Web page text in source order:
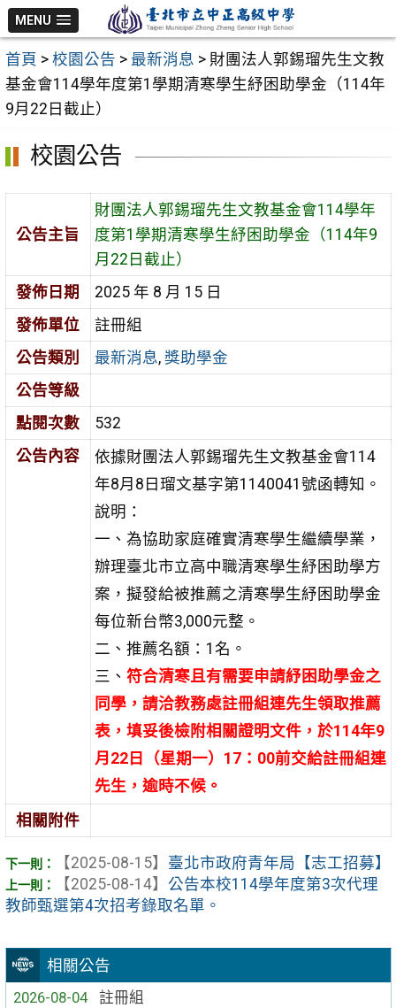
跳
至
主
要
內
MENU
首頁 > 校園公告 > 最新消息 > 財團法人郭錫瑠先生文教
基金會114學年度第1學期清寒學生紓困助學金（114年
9月22日截止）
相關公告
2026-08-04
註冊組
校園公告
公告主旨
財團法人郭錫瑠先生文教基金會114學年
度第1學期清寒學生紓困助學金（114年9
月22日截止）
發佈日期
2025 年 8 月 15 日
發佈單位
註冊組
公告類別
最新消息, 獎助學金
公告等級
點閱次數
532
公告內容
依據財團法人郭錫瑠先生文教基金會114
年8月8日瑠文基字第1140041號函轉知。
說明：
一、為協助家庭確實清寒學生繼續學業，
辦理臺北市立高中職清寒學生紓困助學方
案，擬發給被推薦之清寒學生紓困助學金
每位新台幣3,000元整。
二、推薦名額：1名。
三、 符合清寒且有需要申請紓困助學金之
同學，請洽教務處註冊組連先生領取推薦
表，填妥後檢附相關證明文件，於114年9
月22日（星期一）17：00前交給註冊組連
先生，逾時不候。
相關附件
【2025-08-15】 臺北市政府青年局【志工招募】
【2025-08-14】 公告本校114學年度第3次代理
教師甄選第4次招考錄取名單。